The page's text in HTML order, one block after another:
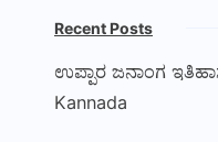
Recent Posts
ಉಪ್ಪಾರ ಜನಾಂಗ
Kannada